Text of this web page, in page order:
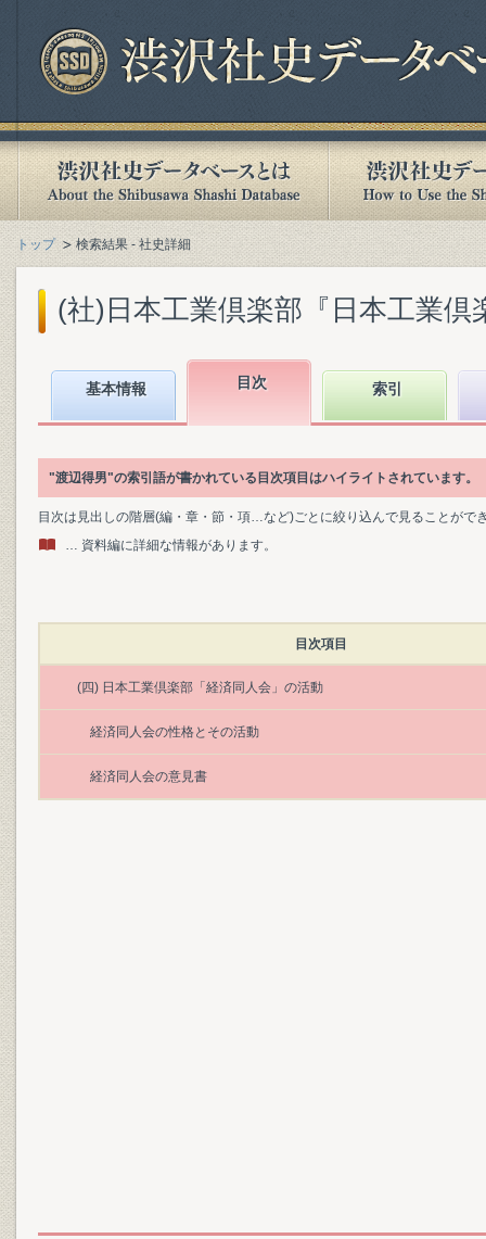
トップ 検索結果 - 社史詳細
(社)日本工業倶楽部『日本工業倶
基本情報 目次 索引
"渡辺得男"の索引語が書かれている目次項目はハイライトされています。
目次は見出しの階層(編・章・節・項…など)ごとに絞り込んで見ることがで
… 資料編に詳細な情報があります。
目次項目
(四) 日本工業倶楽部「経済同人会」の活動
経済同人会の性格とその活動
経済同人会の意見書